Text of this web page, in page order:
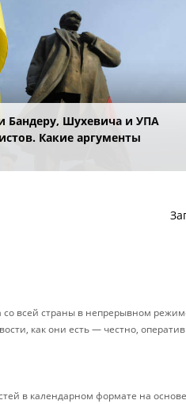
Бандеру, Шухевича и УПА
Какие аргументы
со всей страны в непрерывном
как они есть — честно,
в календарном формате на